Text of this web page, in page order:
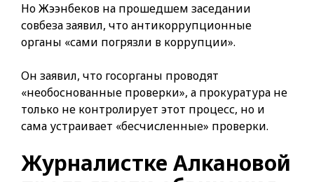
Но Жээнбеков на прошедшем заседании
совбеза заявил, что антикоррупционные
органы «сами погрязли в коррупции».
Он заявил, что госорганы проводят
«необоснованные проверки», а прокуратура не
только не контролирует этот процесс, но и
сама устраивает «бесчисленные» проверки.
Журналистке Алкановой